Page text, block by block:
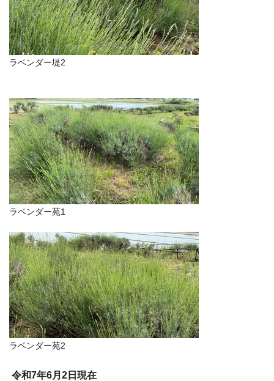
ラベンダー堤2
ラベンダー苑1
ラベンダー苑2
令和7年6月2日現在